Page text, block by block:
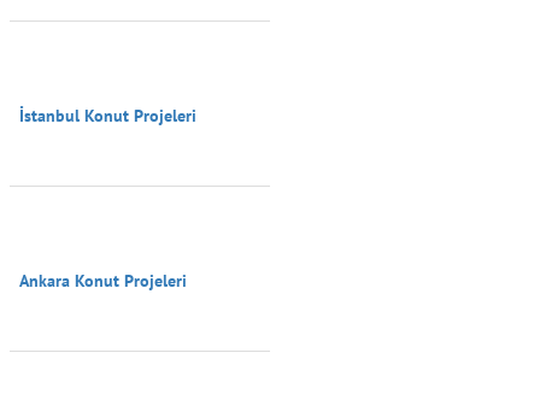
İstanbul Konut Projeleri
Ankara Konut Projeleri